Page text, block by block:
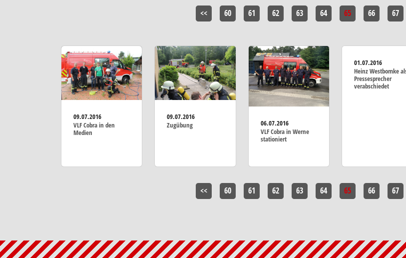
<< 60 61 62 63 64 65 66 67
09.07.2016
VLF Cobra in den
Medien
09.07.2016
Zugübung
06.07.2016
VLF Cobra in Werne
stationiert
01.07.2016
Heinz Westbomke
Pressesprecher
verabschiedet
<< 60 61 62 63 64 65 66 67